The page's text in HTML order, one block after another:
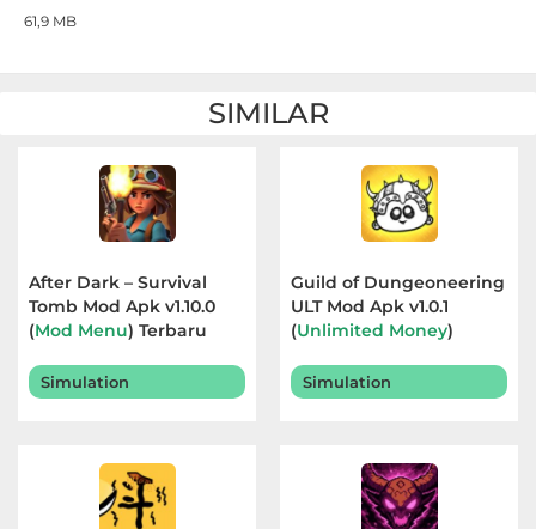
Referensi
Communication
Education
Finance
61,9 MB
SIMILAR
After Dark – Survival
Tomb Mod Apk v1.10.0
(Mod Menu) Terbaru
Simulation
Guild of Dungeoneering
ULT Mod Apk v1.0.1
(Unlimited Money)
Simulation